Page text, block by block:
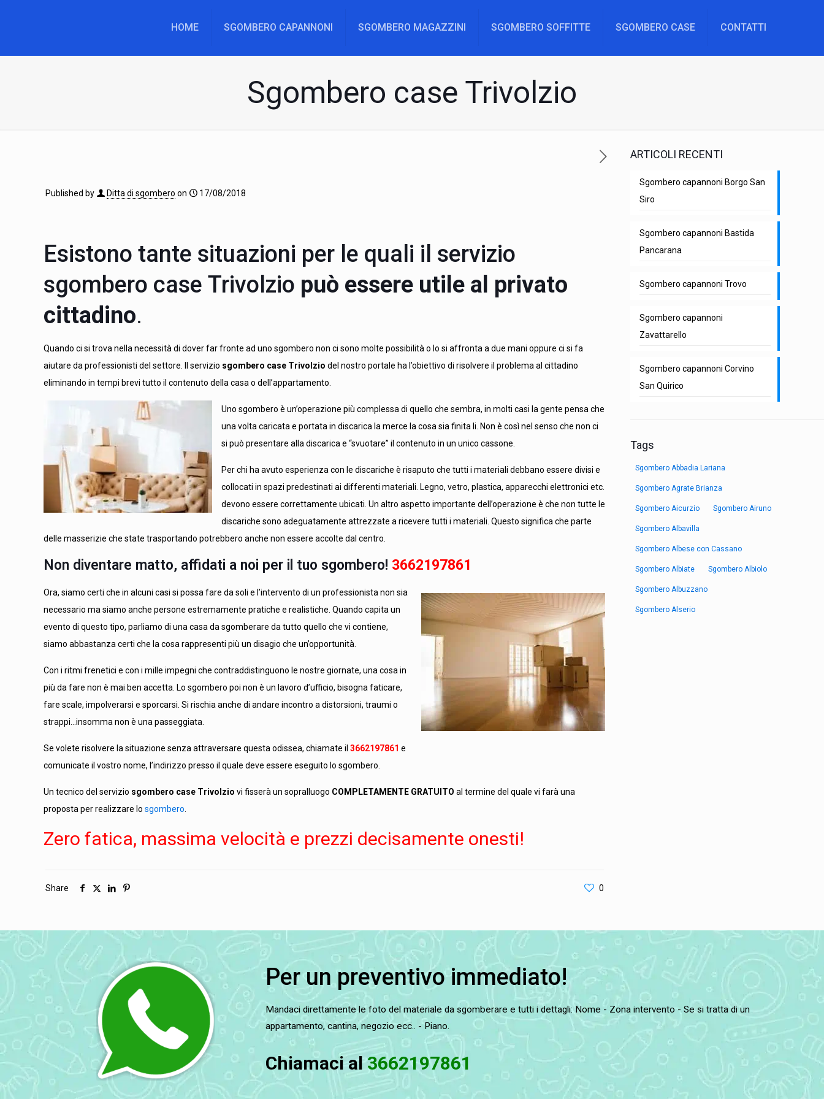
HOME SGOMBERO CAPANNONI SGOMBERO MAGAZZINI SGOMBERO SOFFITTE SGOMBERO CASE CONTATTI
Sgombero case Trivolzio
Published by Ditta di sgombero on 17/08/2018
Esistono tante situazioni per le quali il servizio
sgombero case Trivolzio può essere utile al privato
cittadino.
Quando ci si trova nella necessità di dover far fronte ad uno sgombero non ci sono molte possibilità o lo si affronta a due mani oppure ci si fa
aiutare da professionisti del settore. Il servizio sgombero case Trivolziodel nostro portale ha l’obiettivo di risolvere il problema al cittadino
eliminando in tempi brevi tutto il contenuto della casa o dell’appartamento.
Uno sgombero è un’operazione più complessa di quello che sembra, in molti casi la gente pensa che
una volta caricata e portata in discarica la merce la cosa sia finita li. Non è così nel senso che non ci
si può presentare alla discarica e “svuotare” il contenuto in un unico cassone.
Per chi ha avuto esperienza con le discariche è risaputo che tutti i materiali debbano essere divisi e
collocati in spazi predestinati ai differenti materiali. Legno, vetro, plastica, apparecchi elettronici etc.
devono essere correttamente ubicati. Un altro aspetto importante dell’operazione è che non tutte le
discariche sono adeguatamente attrezzate a ricevere tutti i materiali. Questo significa che parte
delle masserizie che state trasportando potrebbero anche non essere accolte dal centro.
Non diventare matto, affidati a noi per il tuo sgombero! 3662197861
Ora, siamo certi che in alcuni casi si possa fare da soli e l’intervento di un professionista non sia
necessario ma siamo anche persone estremamente pratiche e realistiche. Quando capita un
evento di questo tipo, parliamo di una casa da sgomberare da tutto quello che vi contiene,
siamo abbastanza certi che la cosa rappresenti più un disagio che un’opportunità.
Con i ritmi frenetici e con i mille impegni che contraddistinguono le nostre giornate, una cosa in
più da fare non è mai ben accetta. Lo sgombero poi non è un lavoro d’ufficio, bisogna faticare,
fare scale, impolverarsi e sporcarsi. Si rischia anche di andare incontro a distorsioni, traumi o
strappi…insomma non è una passeggiata.
Se volete risolvere la situazione senza attraversare questa odissea, chiamate il3662197861 e
comunicate il vostro nome, l’indirizzo presso il quale deve essere eseguito lo sgombero.
Un tecnico del servizio sgombero case Trivolziovi fisserà un sopralluogo COMPLETAMENTE GRATUITO al termine del quale vi farà una
proposta per realizzare losgombero
Zero fatica, massima velocità e prezzi decisamente onesti!
Share 0
ARTICOLI RECENTI
Sgombero capannoni Borgo San
Siro
Sgombero capannoni Bastida
Pancarana
Sgombero capannoni Trovo
Sgombero capannoni
Zavattarello
Sgombero capannoni Corvino
San Quirico
Tags
Sgombero Abbadia Lariana
Sgombero Agrate Brianza
Sgombero Aicurzio Sgombero Airuno
Sgombero Albavilla
Sgombero Albese con Cassano
Sgombero Albiate Sgombero Albiolo
Sgombero Albuzzano
Sgombero Alserio
Per un preventivo immediato!
Mandaci direttamente le foto del materiale da sgomberare e tutti i dettagli: Nome - Zona intervento - Se si tratta di un
appartamento, cantina, negozio ecc.. - Piano.
Chiamaci al 3662197861